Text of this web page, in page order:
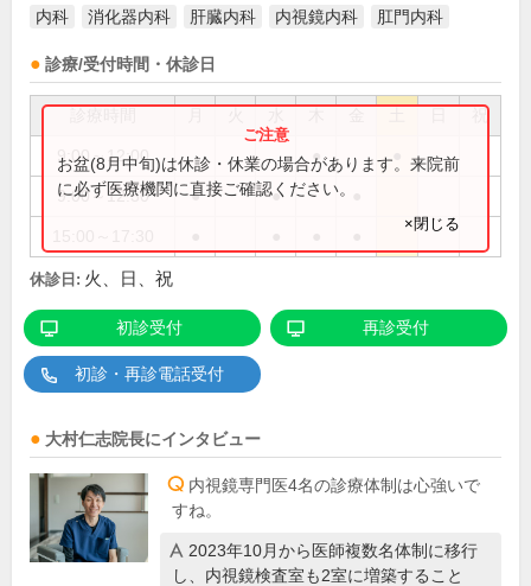
内科 消化器内科 肝臓内科 内視鏡内科 肛門内科
診療/受付時間・休診日
祝
9:00～12:00 ●
9:00～12:30 ● ●
お盆(8月中旬)は休診・休業の場合があります。来院前
に必ず医療機関に直接ご確認ください。
×閉じる
休診日: 火、日、祝
初診受付 再診受付
初診・再診電話受付
大村仁志院長にインタビュー
内視鏡専門医4名の診療体制は心強いで
すね。
2023年10月から医師複数名体制に移行
し、内視鏡検査室も2室に増築すること